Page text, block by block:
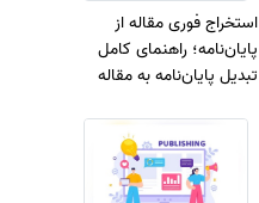
استخراج فوری مقاله از
پایان‌نامه؛ راهنمای کامل
تبدیل پایان‌نامه به مقاله